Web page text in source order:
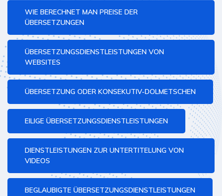
WIE BERECHNET MAN PREISE DER
ÜBERSETZUNGEN
ÜBERSETZUNGSDIENSTLEISTUNGEN VON
WEBSITES
ÜBERSETZUNG ODER KONSEKUTIV-DOLMETSCHEN
EILIGE ÜBERSETZUNGSDIENSTLEISTUNGEN
DIENSTLEISTUNGEN ZUR UNTERTITELUNG VON
VIDEOS
BEGLAUBIGTE ÜBERSETZUNGSDIENSTLEISTUNGEN